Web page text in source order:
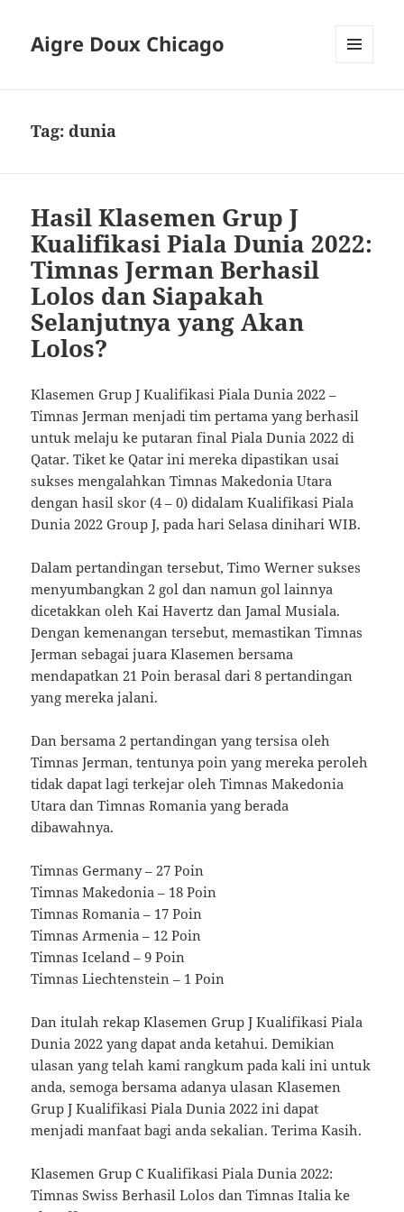
Aigre Doux Chicago
Tag:dunia
Hasil Klasemen Grup J
Kualifikasi Piala Dunia 2022:
Timnas Jerman Berhasil
Lolos dan Siapakah
Selanjutnya yang Akan
Lolos?
Klasemen Grup J Kualifikasi Piala Dunia 2022 –
Timnas Jerman menjadi tim pertama yang berhasil
untuk melaju ke putaran final Piala Dunia 2022 di
Qatar. Tiket ke Qatar ini mereka dipastikan usai
sukses mengalahkan Timnas Makedonia Utara
dengan hasil skor (4 – 0) didalam Kualifikasi Piala
Dunia 2022 Group J, pada hari Selasa dinihari WIB.
Dalam pertandingan tersebut, Timo Werner sukses
menyumbangkan 2 gol dan namun gol lainnya
dicetakkan oleh Kai Havertz dan Jamal Musiala.
Dengan kemenangan tersebut, memastikan Timnas
Jerman sebagai juara Klasemen bersama
mendapatkan 21 Poin berasal dari 8 pertandingan
yang mereka jalani.
Dan bersama 2 pertandingan yang tersisa oleh
Timnas Jerman, tentunya poin yang mereka peroleh
tidak dapat lagi terkejar oleh Timnas Makedonia
Utara dan Timnas Romania yang berada
dibawahnya.
Timnas Germany – 27 Poin
Timnas Makedonia – 18 Poin
Timnas Romania – 17 Poin
Timnas Armenia – 12 Poin
Timnas Iceland – 9 Poin
Timnas Liechtenstein – 1 Poin
Dan itulah rekap Klasemen Grup J Kualifikasi Piala
Dunia 2022 yang dapat anda ketahui. Demikian
ulasan yang telah kami rangkum pada kali ini untuk
anda, semoga bersama adanya ulasan Klasemen
Grup J Kualifikasi Piala Dunia 2022 ini dapat
menjadi manfaat bagi anda sekalian. Terima Kasih.
Klasemen Grup C Kualifikasi Piala Dunia 2022:
Timnas Swiss Berhasil Lolos dan Timnas Italia ke